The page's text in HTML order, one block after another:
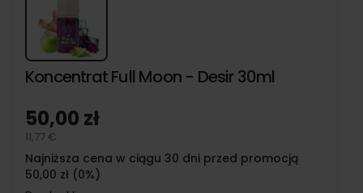
Koncentrat Full Moon - Desir 30ml
50,00 zł
11,77 €
Najniższa cena w ciągu 30 dni przed promocją
50,00 zł (0%)